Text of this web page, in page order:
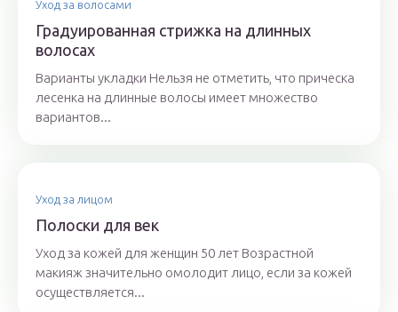
Уход за волосами
Градуированная стрижка на длинных
волосах
Варианты укладки Нельзя не отметить, что прическа
лесенка на длинные волосы имеет множество
вариантов...
Уход за лицом
Полоски для век
Уход за кожей для женщин 50 лет Возрастной
макияж значительно омолодит лицо, если за кожей
осуществляется...